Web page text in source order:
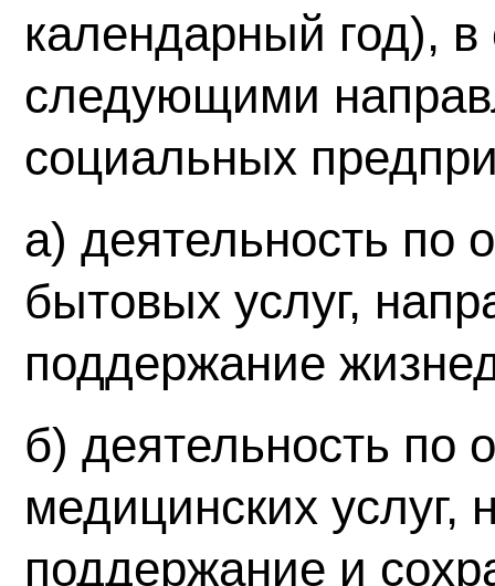
календарный год), в
следующими
социальных
а) деятельность по
бытовых услуг,
поддержание
б) деятельность по
медицинских услуг,
поддержание и